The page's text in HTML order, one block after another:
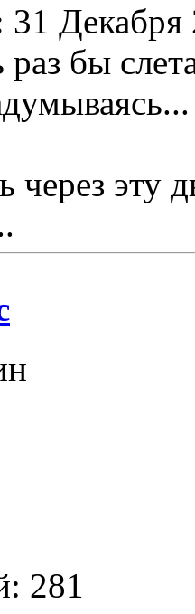
31
бы
эту
281